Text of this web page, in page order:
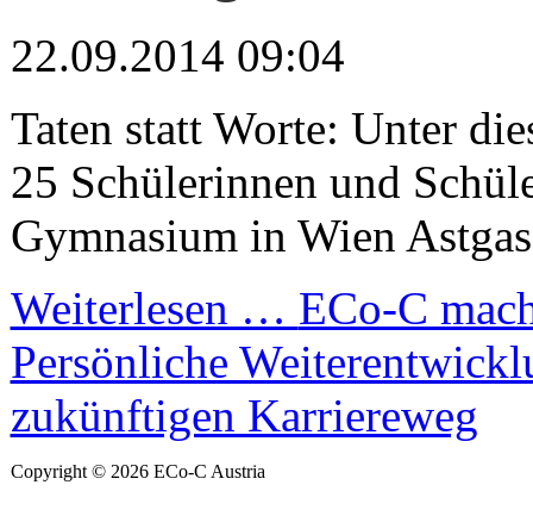
22.09.2014 09:04
Taten statt Worte: Unter
25 Schülerinnen und
Gymnasium in Wien
Weiterlesen … ECo-C
Persönliche
zukünftigen Karriereweg
Copyright © 2026 ECo-C Austria